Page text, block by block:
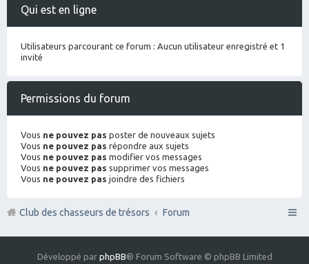
Qui est en ligne
Utilisateurs parcourant ce forum : Aucun utilisateur enregistré et 1
invité
Permissions du forum
Vous ne pouvez pas poster de nouveaux sujets
Vous ne pouvez pas répondre aux sujets
Vous ne pouvez pas modifier vos messages
Vous ne pouvez pas supprimer vos messages
Vous ne pouvez pas joindre des fichiers
Club des chasseurs de trésors Forum
Développé par phpBB® Forum Software © phpBB Limited